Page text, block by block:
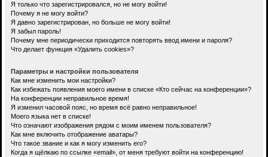
Я только что зарегистрировался, но не могу войти!
Почему я не могу войти?
Я давно зарегистрирован, но больше не могу войти!
Я забыл пароль!
Почему мне периодически приходится повторять ввод имени и пароля?
Что делает функция «Удалить cookies»?
Параметры и настройки пользователя
Как мне изменить мои настройки?
Как избежать появления моего имени в списке «Кто сейчас на конференции»?
На конференции неправильное время!
Я изменил часовой пояс, но время всё равно неправильное!
Моего языка нет в списке!
Что означают изображения рядом с моим именем пользователя?
Как мне включить отображение аватары?
Что такое звание и как я могу изменить его?
Когда я щёлкаю по ссылке «email», от меня требуют войти на конференцию!